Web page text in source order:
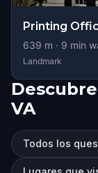
Printing
639 m · 9 min
Landmark
VA
Todos los